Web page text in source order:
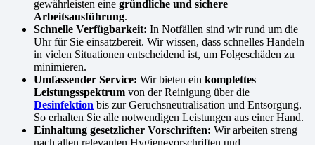
gewährleisten eine gründliche und sichere
Arbeitsausführung.
Schnelle Verfügbarkeit: In Notfällen sind wir rund um die
Uhr für Sie einsatzbereit. Wir wissen, dass schnelles Handeln
in vielen Situationen entscheidend ist, um Folgeschäden zu
minimieren.
Umfassender Service: Wir bieten ein komplettes
Leistungsspektrum von der Reinigung über die
Desinfektion bis zur Geruchsneutralisation und Entsorgung.
So erhalten Sie alle notwendigen Leistungen aus einer Hand.
Einhaltung gesetzlicher Vorschriften: Wir arbeiten streng